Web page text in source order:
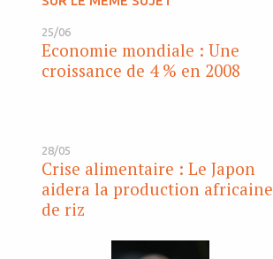
25/06
Economie mondiale : Une
croissance de 4 % en 2008
28/05
Crise alimentaire : Le Japon
aidera la production africaine
de riz